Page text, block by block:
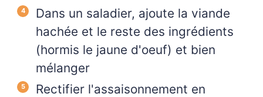
Dans un saladier, ajoute la viande
hachée et le reste des ingrédients
(hormis le jaune d'oeuf) et bien
mélanger
Rectifier l'assaisonnement en